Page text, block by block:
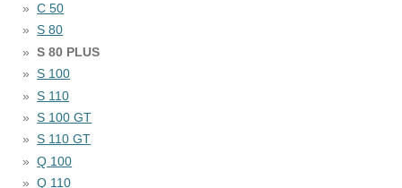
C 50
S 80
S 80 PLUS
S 100
S 110
S 100 GT
S 110 GT
Q 100
Q 110